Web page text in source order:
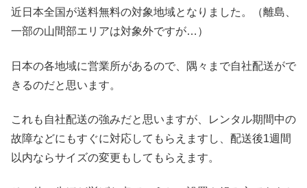
近日本全国が送料無料の対象地域となりました。（離島、
一部の山間部エリアは対象外ですが…）
日本の各地域に営業所があるので、隅々まで自社配送がで
きるのだと思います。
これも自社配送の強みだと思いますが、レンタル期間中の
故障などにもすぐに対応してもらえますし、配送後1週間
以内ならサイズの変更もしてもらえます。